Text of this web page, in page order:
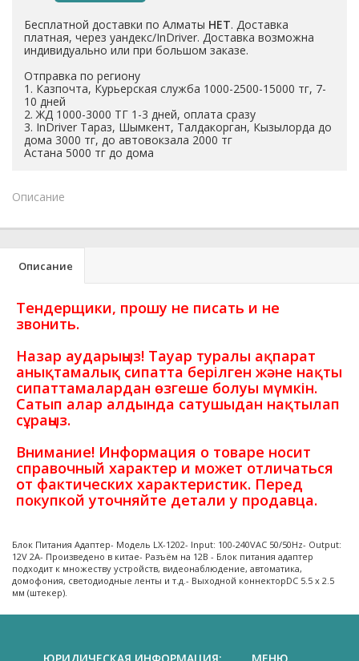
Бесплатной доставки по Алматы НЕТ. Доставка
платная, через уандекс/InDriver. Доставка возможна
индивидуально или при большом заказе.
Отправка по региону
1. Казпочта, Курьерская служба 1000-2500-15000 тг, 7-
10 дней
2. ЖД 1000-3000 ТГ 1-3 дней, оплата сразу
3. InDriver Тараз, Шымкент, Талдакорган, Кызылорда до
дома 3000 тг, до автовокзала 2000 тг
Астана 5000 тг до дома
Описание
Описание
Тендерщики, прошу не писать и не
звонить.
Назар аударыңыз! Тауар туралы ақпарат
анықтамалық сипатта берілген және нақты
сипаттамалардан өзгеше болуы мүмкін.
Сатып алар алдында сатушыдан нақтылап
сұраңыз.
Внимание! Информация о товаре носит
справочный характер и может отличаться
от фактических характеристик. Перед
покупкой уточняйте детали у продавца.
Блок Питания Адаптер- Модель LX-1202- Input: 100-240VAC 50/50Hz- Output:
12V 2A- Произведено в китае- Разъём на 12В - Блок питания адаптер
подходит к множеству устройств, видеонаблюдение, автоматика,
домофония, светодиодные ленты и т.д.- Выходной коннекторDC 5.5 x 2.5
мм (штекер).